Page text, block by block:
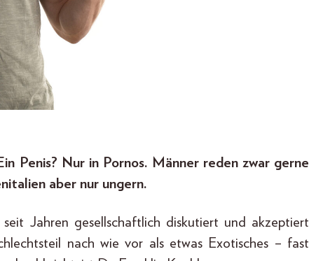
Penis? Nur in Pornos. Männer reden zwar gerne
aber nur ungern.
Jahren gesellschaftlich diskutiert und akzeptiert
nach wie vor als etwas Exotisches – fast